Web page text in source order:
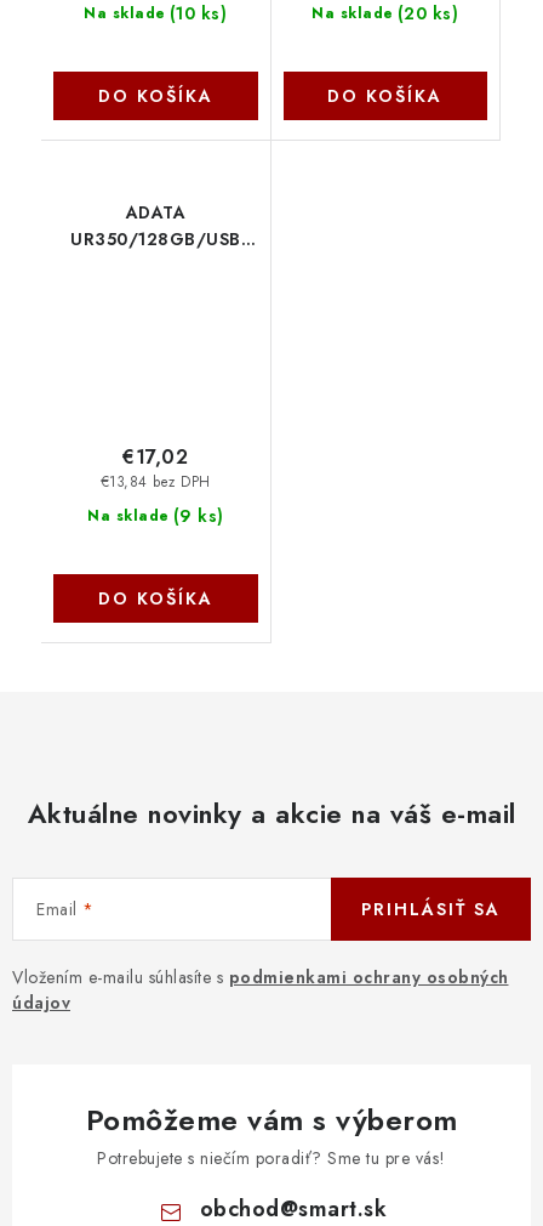
Na sklade (10 ks)
DO KOŠÍKA
Na sklade (20 ks)
DO KOŠÍKA
ADATA
UR350/128GB/USB
Na sklade (9 ks)
€13,84 bez DPH
€17,02
DO KOŠÍKA
Aktuálne novinky a akcie na váš e-mail
Email
Vložením e-mailu súhlasíte s podmienkami ochrany osobných
údajov
PRIHLÁSIŤ SA
Pomôžeme vám s výberom
Potrebujete s niečím poradiť? Sme tu pre vás!
obchod@smart.sk